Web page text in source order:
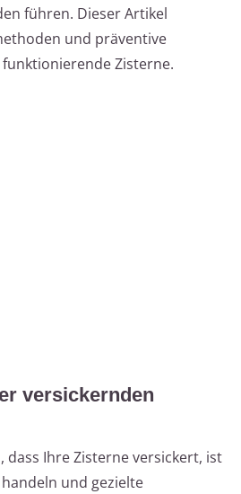
führen. Dieser Artikel
und präventive
Zisterne.
versickernden
dass Ihre Zisterne versickert, ist
und gezielte